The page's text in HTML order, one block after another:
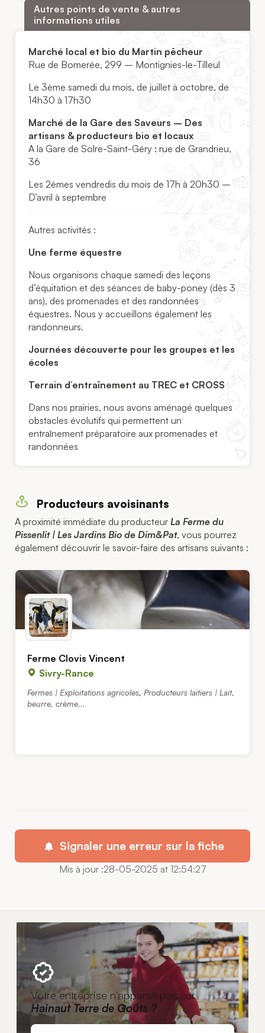
Autres points de vente & autres
informations utiles
Marché local et bio du Martin pêcheur
Rue de Bomerée, 299 – Montignies-le-Tilleul
Le 3ème samedi du mois, de juillet à octobre, de
14h30 à 17h30
Marché de la Gare des Saveurs – Des
artisans & producteurs bio et locaux
A la Gare de Solre-Saint-Géry : rue de Grandrieu,
36
Les 2èmes vendredis du mois de 17h à 20h30 –
D’avril à septembre
Autres activités :
Une ferme équestre
Nous organisons chaque samedi des leçons
d’équitation et des séances de baby-poney (dès 3
ans), des promenades et des randonnées
équestres. Nous y accueillons également les
randonneurs.
Journées découverte pour les groupes et les
écoles
Terrain d’entraînement au TREC et CROSS
​Dans nos prairies, nous avons aménagé quelques
obstacles évolutifs qui permettent un
entraînement préparatoire aux promenades et
randonnées
Producteurs avoisinants
A proximité immédiate du producteur La Ferme du
Pissenlit | Les Jardins Bio de Dim&Pat, vous pourrez
également découvrir le savoir-faire des artisans suivants :
Ferme Clovis Vincent
Sivry-Rance
Fermes | Exploitations agricoles, Producteurs laitiers | Lait,
beurre, crème...
Signaler une erreur sur la fiche
Mis à jour :28-05-2025 at 12:54:27
Votre entreprise n'apparaît pas sur
Hainaut Terre de Goûts ?